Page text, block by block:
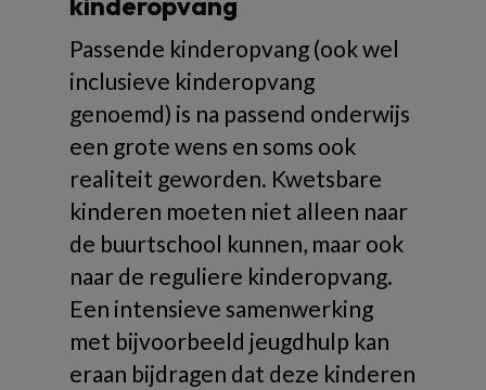
Passende kinderopvang (ook wel
inclusieve kinderopvang
genoemd) is na passend onderwijs
een grote wens en soms ook
realiteit geworden. Kwetsbare
kinderen moeten niet alleen naar
de buurtschool kunnen, maar ook
naar de reguliere kinderopvang.
Een intensieve samenwerking
met bijvoorbeeld jeugdhulp kan
eraan bijdragen dat deze kinderen